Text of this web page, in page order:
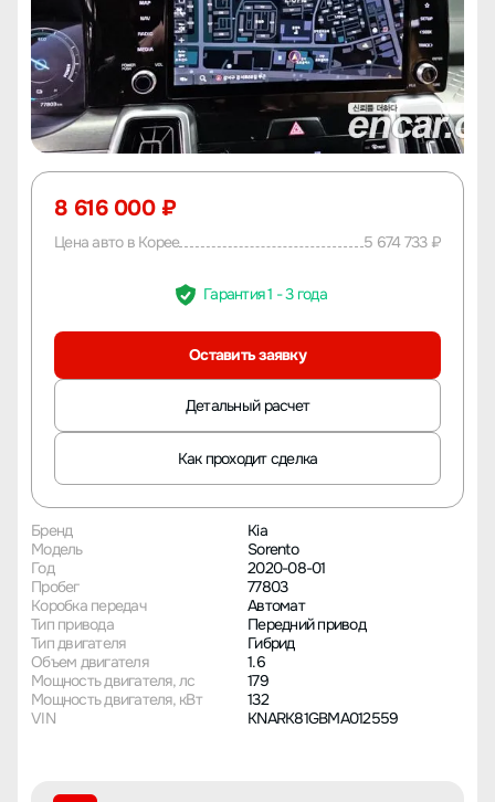
8 616 000 ₽
Цена авто в Корее 5 674 733 ₽
Гарантия 1 - 3 года
Оставить заявку
Детальный расчет
Как проходит сделка
Бренд
Kia
Модель
Sorento
Год
2020-08-01
Пробег
77803
Коробка передач
Автомат
Тип привода
Передний привод
Тип двигателя
Гибрид
Объем двигателя
1.6
Мощность двигателя, лс
179
Мощность двигателя, кВт
132
VIN
KNARK81GBMA012559